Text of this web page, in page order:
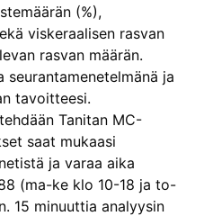
(%),
viskeraalisen rasvan
rasvan määrän.
ja
tavoitteesi.
Tanitan MC-
saat mukaasi
ja varaa aika
(ma-ke klo 10-18 ja to-
15 minuuttia analyysin